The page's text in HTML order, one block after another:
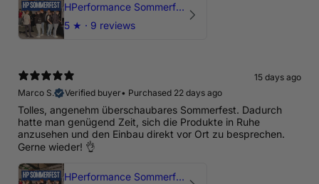
HPerformance Sommerfest 2026
5 ★ · 9 reviews
15 days ago
Marco S.
Verified buyer• Purchased 22 days ago
Tolles, angenehm überschaubares Sommerfest. Dadurch
hatte man genügend Zeit, sich die Produkte in Ruhe
anzusehen und den Einbau direkt vor Ort zu besprechen.
Gerne wieder! 👌
HPerformance Sommerfest 2026